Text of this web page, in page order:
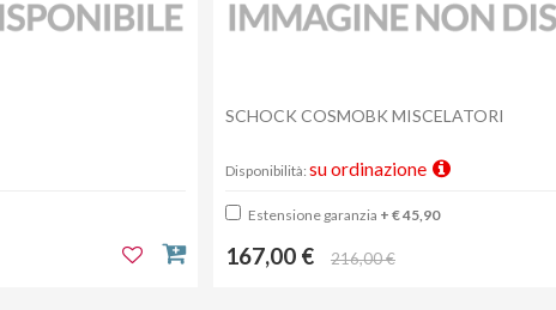
SCHOCK COSMOBK MISCELATORI
Disponibilità: su ordinazione
Estensione garanzia + € 45,90
167,00 € 216,00 €